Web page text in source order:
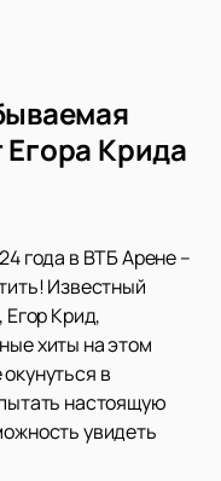
Крида
года в ВТБ Арене –
Известный
Егор Крид,
хиты на этом
в
настоящую
увидеть